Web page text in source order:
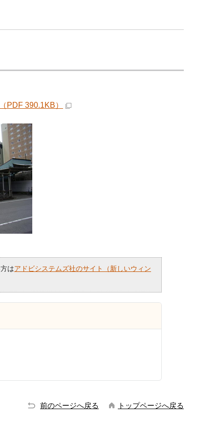
PDF 390.1KB）
はアドビシステムズ社のサイト（新しいウィン
前のページへ戻る トップページへ戻る